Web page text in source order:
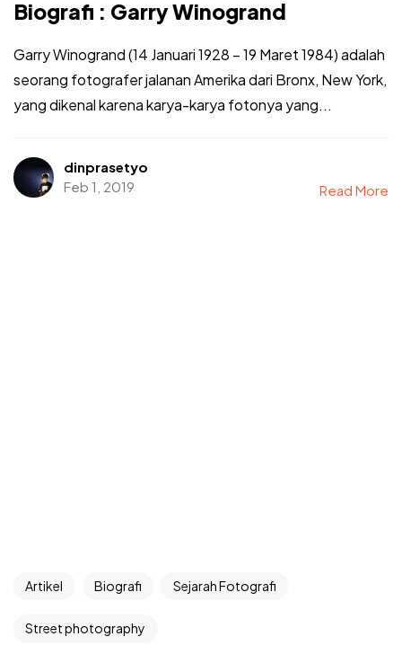
Biografi : Garry Winogrand
Garry Winogrand (14 Januari 1928 – 19 Maret 1984) adalah
seorang fotografer jalanan Amerika dari Bronx, New York,
yang dikenal karena karya-karya fotonya yang...
dinprasetyo
Feb 1, 2019
Read More
Artikel Biografi Sejarah Fotografi
Street photography